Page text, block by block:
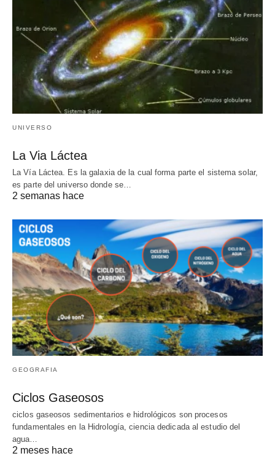
UNIVERSO
La Via Láctea
La Vía Láctea. Es la galaxia de la cual forma parte el sistema solar,
es parte del universo donde se…
2 semanas hace
GEOGRAFIA
Ciclos Gaseosos
ciclos gaseosos sedimentarios e hidrológicos son procesos
fundamentales en la Hidrología, ciencia dedicada al estudio del
agua…
2 meses hace